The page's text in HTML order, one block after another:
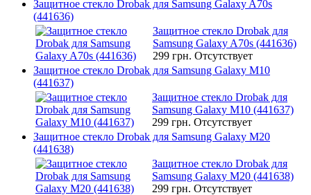
Защитное стекло Drobak для Samsung Galaxy A70s
(441636)
Защитное стекло Drobak для
Samsung Galaxy A70s (441636)
299 грн. Отсутствует
Защитное стекло Drobak для Samsung Galaxy M10
(441637)
Защитное стекло Drobak для
Samsung Galaxy M10 (441637)
299 грн. Отсутствует
Защитное стекло Drobak для Samsung Galaxy M20
(441638)
Защитное стекло Drobak для
Samsung Galaxy M20 (441638)
299 грн. Отсутствует